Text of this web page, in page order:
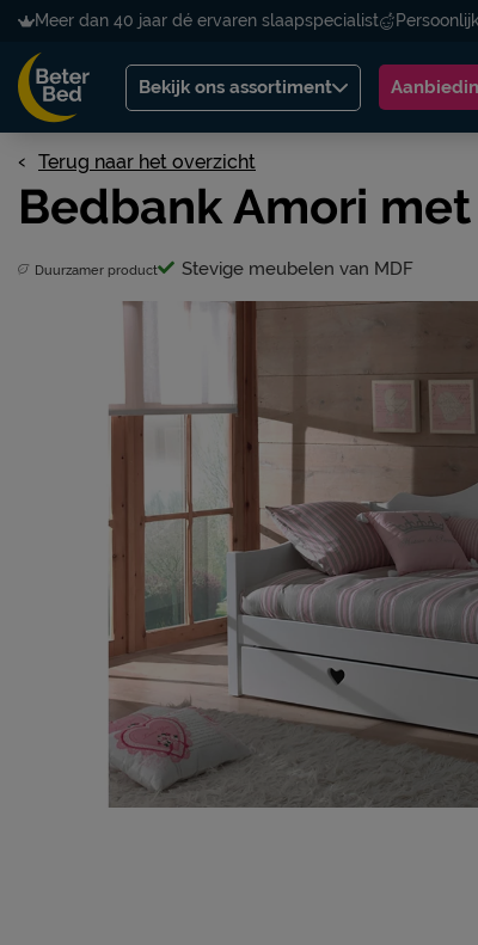
Meer dan 40 jaar dé ervaren slaapspecialist
Bekijk ons assortiment
Terug naar het overzicht
Bedbank Amori
Duurzamer product Stevige meubelen van MDF